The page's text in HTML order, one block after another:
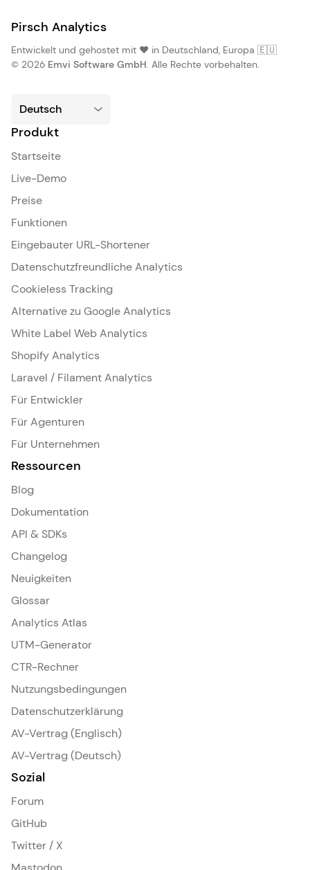
Pirsch Analytics
Entwickelt und gehostet mit ❤️ in Deutschland, Europa 🇪🇺
© 2026 Emvi Software GmbH. Alle Rechte vorbehalten.
Produkt
Startseite
Live-Demo
Preise
Funktionen
Eingebauter URL-Shortener
Datenschutzfreundliche Analytics
Cookieless Tracking
Alternative zu Google Analytics
White Label Web Analytics
Shopify Analytics
Laravel / Filament Analytics
Für Entwickler
Für Agenturen
Für Unternehmen
Ressourcen
Blog
Dokumentation
API & SDKs
Changelog
Neuigkeiten
Glossar
Analytics Atlas
UTM-Generator
CTR-Rechner
Nutzungsbedingungen
Datenschutzerklärung
AV-Vertrag (Englisch)
AV-Vertrag (Deutsch)
Sozial
Forum
GitHub
Twitter / X